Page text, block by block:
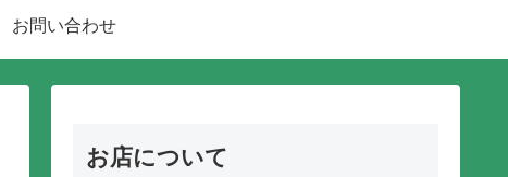
お問い合わせ
お店について